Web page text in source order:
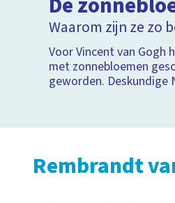
Waarom zijn ze zo
Voor Vincent van Gogh
met zonnebloemen
geworden. Deskundige
Rembrandt